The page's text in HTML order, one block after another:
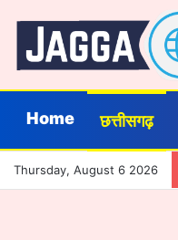
Home छत्तीसगढ़
Thursday, August 6 2026